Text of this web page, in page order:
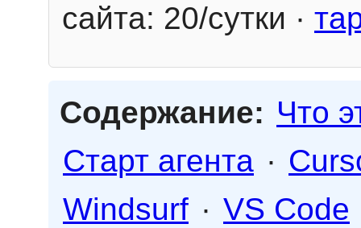
сайта: 20/сутки ·
Содержание: Что
Старт агента ·
Windsurf · VS Code